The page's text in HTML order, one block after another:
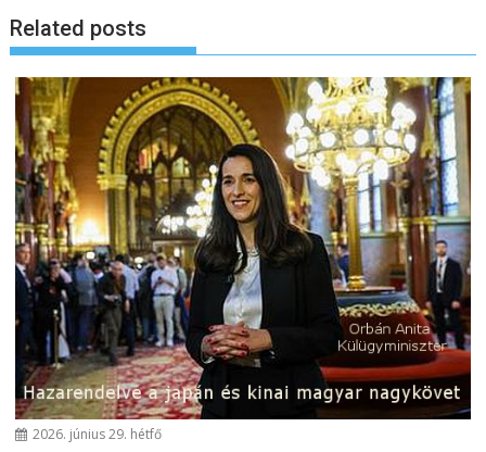
y
z
é
s
n
a
v
i
g
á
i
ó
Related posts
2026. június 29. hétfő